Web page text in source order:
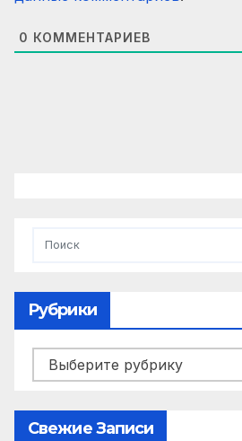
0 КОММЕНТАРИЕВ
Рубрики
Рубрики
Свежие Записи